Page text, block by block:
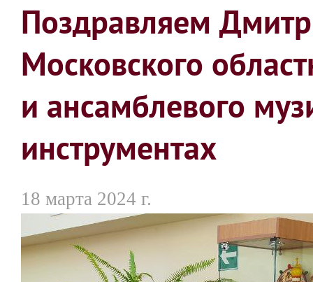
Поздравляем
Московского
и ансамблевого
инструментах
18 марта 2024 г.